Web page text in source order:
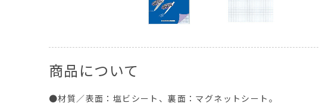
商品について
●材質／表面：塩ビシート、裏面：マグネットシート。